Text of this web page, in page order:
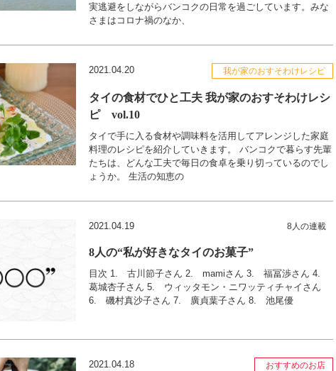
実逃避をしながらバンコクの日常を過ごしています。みな
さまはコロナ禍のなか、
2021.04.20 我が家のおすそわけレシピ
タイの食材でひと工夫 我が家のおすそわけレシ
ピ vol.10
タイで手に入る食材や調味料を活用してアレンジした家庭
料理のレシピを紹介していきます。 バンコクで暮らす先輩
たちは、どんな工夫で毎日の食卓を乗り切っているのでし
ょうか。 生活の知恵の
2021.04.19 8人の連載
8人の“私が好きなタイのお菓子”
目次 1. 古川節子さん 2. mamiさん 3. 福冨渉さん 4.
葛城杏子さん 5. ウィッタモン・ニワッティチャイさん
6. 磯村真沙子さん 7. 廣貞葉子さん 8. 池尾優
2021.04.18 おすすめのお店